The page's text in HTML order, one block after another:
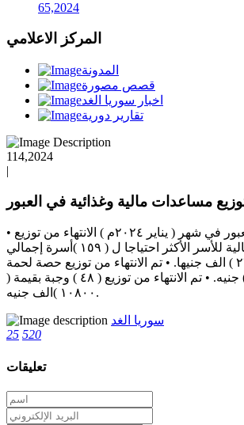
65,2024
المركز الاعلامي
المدونة
قصص مصورة
اخبار سوريا الغد
تقارير دورية
114,2024
|
مساعدات مالية وغذائية في العبور
• قام مكتب العبور في شهر ( يناير ٢٠٢٤م ) الانتهاء من توزيع
المساعدات المالية للأسر الأكثر احتياجا ل ( ١٥٩ )أسرة إجمالي
المبلغ ( ٢٢٤٦٠٠ ) الف جنيها. • تم الانتهاء من توزيع حصة لحمة
بقيمة ( ٢٢٥٠ ) جنيه. • تم الانتهاء من توزيع ( ٤٨ ) وجبة بقيمة (
١٠٨٠٠ )الف جنيه.
سوريا الغد
25 520
تعليقات